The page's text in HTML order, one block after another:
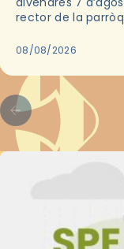
rector de la
2018,…
08/08/2026